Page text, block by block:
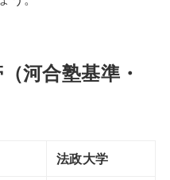
河合塾基準・
法政大学